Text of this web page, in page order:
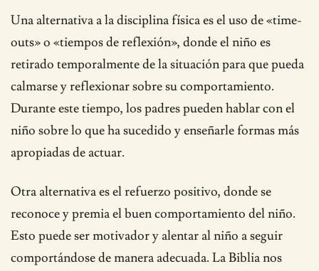
Una alternativa a la disciplina física es el uso de «time-
outs» o «tiempos de reflexión», donde el niño es
retirado temporalmente de la situación para que pueda
calmarse y reflexionar sobre su comportamiento.
Durante este tiempo, los padres pueden hablar con el
niño sobre lo que ha sucedido y enseñarle formas más
apropiadas de actuar.
Otra alternativa es el refuerzo positivo, donde se
reconoce y premia el buen comportamiento del niño.
Esto puede ser motivador y alentar al niño a seguir
comportándose de manera adecuada. La Biblia nos